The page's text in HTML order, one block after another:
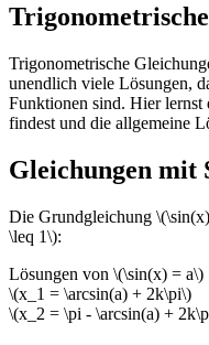
Trigonometrische
unendlich viele Lösungen,
Funktionen sind. Hier lernst
findest und die allgemeine
Gleichungen mit
Die Grundgleichung
\leq 1\):
Lösungen von \(\sin(x) = a\)
\(x_1 = \arcsin(a) + 2k\pi\)
\(x_2 = \pi - \arcsin(a) +